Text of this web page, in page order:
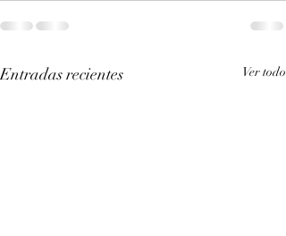
Entradas recientes Ver todo